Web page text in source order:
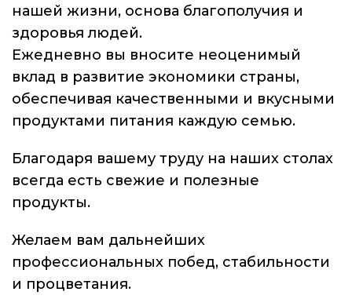
нашей жизни, основа благополучия и
здоровья людей.
Ежедневно вы вносите неоценимый
вклад в развитие экономики страны,
обеспечивая качественными и вкусными
продуктами питания каждую семью.
Благодаря вашему труду на наших столах
всегда есть свежие и полезные
продукты.
Желаем вам дальнейших
профессиональных побед, стабильности
и процветания.